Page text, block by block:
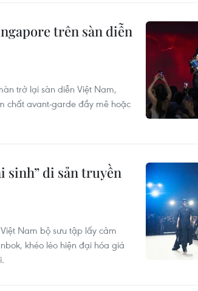
trên sàn diễn
trở lại sàn diễn Việt Nam,
chất avant-garde đầy mê hoặc
sinh” di sản truyền
Nam bộ sưu tập lấy cảm
khéo léo hiện đại hóa giá